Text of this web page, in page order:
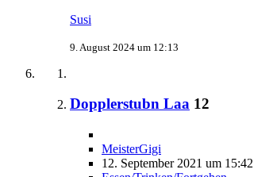
Susi
9. August 2024 um 12:13
Dopplerstubn Laa 12
MeisterGigi
12. September 2021 um 15:42